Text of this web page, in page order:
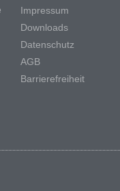
Impressum
Downloads
Datenschutz
AGB
Barrierefreiheit